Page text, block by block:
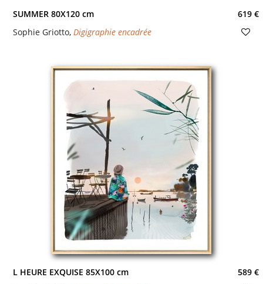
SUMMER 80X120 cm
619 €
Sophie Griotto, Digigraphie encadrée
L HEURE EXQUISE 85X100 cm
589 €